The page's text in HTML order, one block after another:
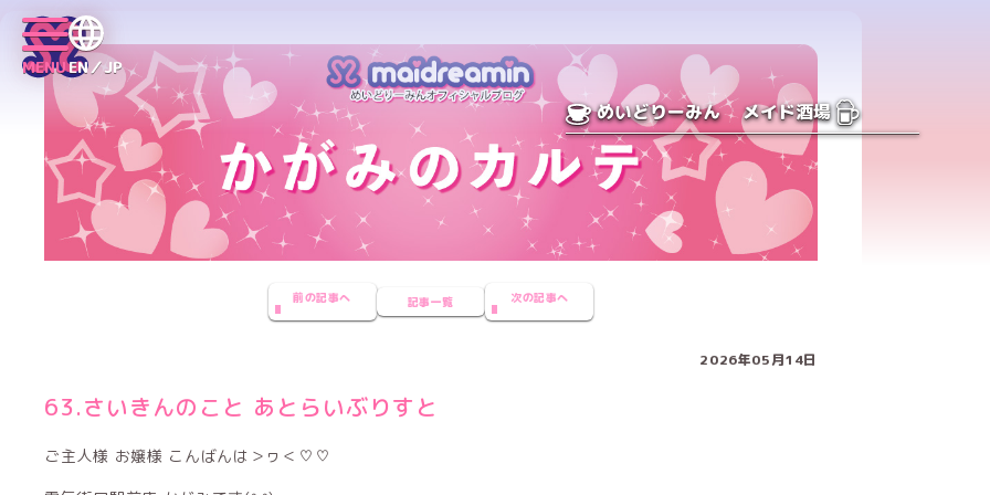
MENUEN／JP
めいどりーみん メイド酒場
前の記事へ 記事一覧 次の記事へ
2026年05月14日
63.さいきんのこと あとらいぶりすと
ご主人様 お嬢様 こんばんは＞ヮ＜♡♡